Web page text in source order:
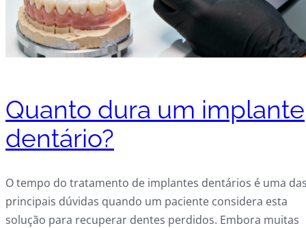
Quanto dura um implante
dentário?
O tempo do tratamento de implantes dentários é uma
principais dúvidas quando um paciente considera esta
solução para recuperar dentes perdidos. Embora muitas